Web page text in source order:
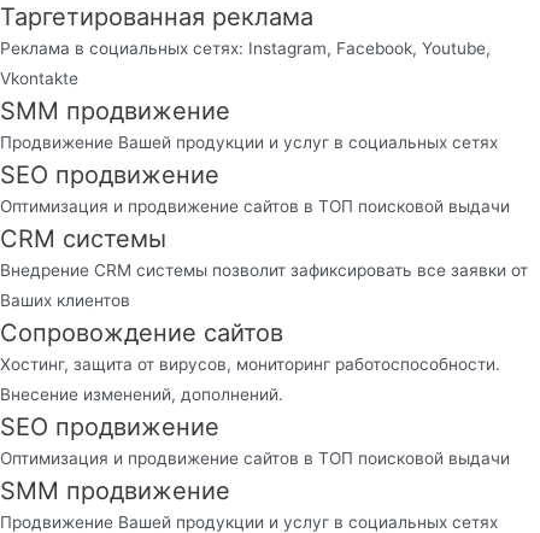
Таргетированная реклама
Реклама в социальных сетях: Instagram, Facebook, Youtube,
Vkontakte
SMM продвижение
Продвижение Вашей продукции и услуг в социальных сетях
SEO продвижение
Оптимизация и продвижение сайтов в ТОП поисковой выдачи
CRM системы
Внедрение CRM системы позволит зафиксировать все заявки от
Ваших клиентов
Сопровождение сайтов
Хостинг, защита от вирусов, мониторинг работоспособности.
Внесение изменений, дополнений.
SEO продвижение
Оптимизация и продвижение сайтов в ТОП поисковой выдачи
SMM продвижение
Продвижение Вашей продукции и услуг в социальных сетях